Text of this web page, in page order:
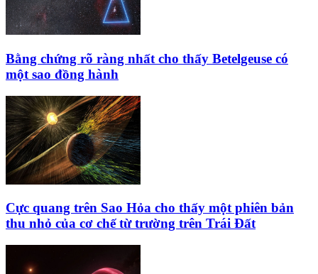
Bằng chứng rõ ràng nhất cho thấy Betelgeuse có
một sao đồng hành
Cực quang trên Sao Hỏa cho thấy một phiên bản
thu nhỏ của cơ chế từ trường trên Trái Đất